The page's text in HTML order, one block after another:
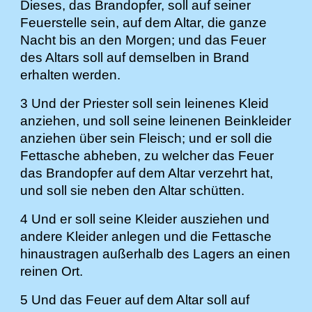
Dieses, das Brandopfer, soll auf seiner
Feuerstelle sein, auf dem Altar, die ganze
Nacht bis an den Morgen; und das Feuer
des Altars soll auf demselben in Brand
erhalten werden.
3 Und der Priester soll sein leinenes Kleid
anziehen, und soll seine leinenen Beinkleider
anziehen über sein Fleisch; und er soll die
Fettasche abheben, zu welcher das Feuer
das Brandopfer auf dem Altar verzehrt hat,
und soll sie neben den Altar schütten.
4 Und er soll seine Kleider ausziehen und
andere Kleider anlegen und die Fettasche
hinaustragen außerhalb des Lagers an einen
reinen Ort.
5 Und das Feuer auf dem Altar soll auf